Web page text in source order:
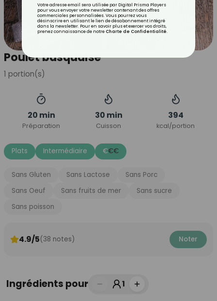
Poulet basquaise
1 portion(s)
20 min
Préparation
30 min
Cuisson
394
kcal/portion
Plats Intermédiaire €€€
Sans Gluten Sans Lactose
Sans Porc
Sans Oeuf
Sans fruits de mer
Sans sucre
Sans poisson
4.9/5(38 notes) Noter
Ingrédients pour 1
Votre adresse email sera utilisée par Digital Prisma Players
pour vous envoyer votre newsletter contenant des offres
commerciales personnalisées. Vous pourrez vous
désinscrire en utilisant le lien de désabonnement intégré
dans la newsletter. Pour en savoir plus et exercer vos droits,
prenez connaissance de notre Charte de Confidentialité.